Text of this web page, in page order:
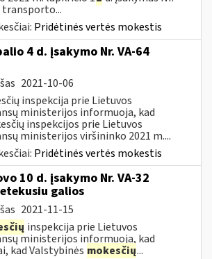
transporto...
Pridėtinės vertės mokestis
4 d. įsakymo Nr. VA-64
2021-10-06
inspekcija prie Lietuvos
ministerijos informuoja, kad
inspekcijos prie Lietuvos
ministerijos viršininko 2021 m....
Pridėtinės vertės mokestis
10 d. įsakymo Nr. VA-32
galios
2021-11-15
inspekcija prie Lietuvos
ministerijos informuoja, kad
kad Valstybinės mokesčių...